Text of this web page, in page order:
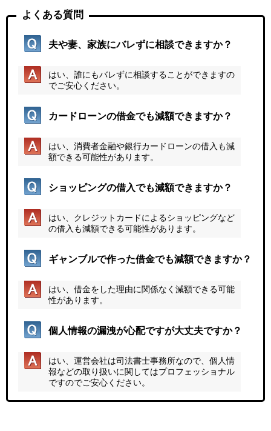
よくある質問
夫や妻、家族にバレずに相談できますか？
はい、誰にもバレずに相談することができますの
でご安心ください。
カードローンの借金でも減額できますか？
はい、消費者金融や銀行カードローンの借入も減
額できる可能性があります。
ショッピングの借入でも減額できますか？
はい、クレジットカードによるショッピングなど
の借入も減額できる可能性があります。
ギャンブルで作った借金でも減額できますか？
はい、借金をした理由に関係なく減額できる可能
性があります。
個人情報の漏洩が心配ですが大丈夫ですか？
はい、運営会社は司法書士事務所なので、個人情
報などの取り扱いに関してはプロフェッショナル
ですのでご安心ください。